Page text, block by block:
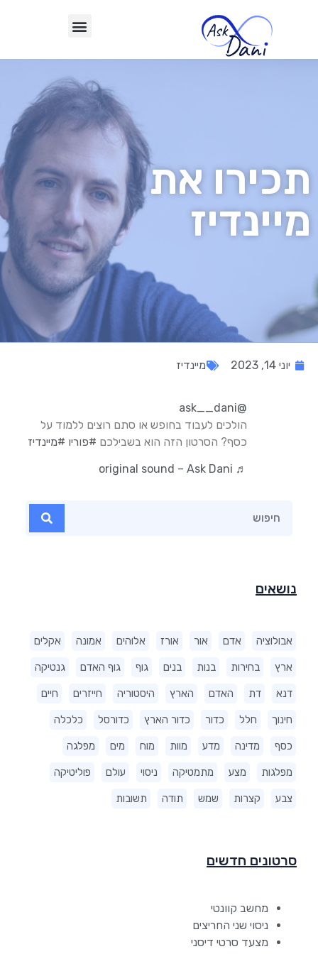
תכירו את
מיינדיז
נושאים
אבולוציה אדם אור אורז אלוהים אמונה אקלים
ארץ בחירות בנות בנים גוף גוף האדם גנטיקה
דנא דת האדם הארץ היסטוריה חייזרים חיים
חינוך חלל כדור כדור הארץ כדורסל כלכלה
כסף מדינה מדע מוות מוח מים מפלגה
מפלגות מצע מתמטיקה ניסוי עולם פוליטיקה
צבע קצרות שמש תודה תשובות
סרטונים חדשים
מחשב קוונטי
ניסוי שני החריצים
מצעד סרטי דיסני
יוני 14, 2023 מיינדיז
@ask__dani
הולכים לעבוד בחופש או סתם רוצים ללמוד על
כסף? הסרטון הזה הוא בשבילכם #פוריו #מיינדיז
♬ original sound – Ask Dani